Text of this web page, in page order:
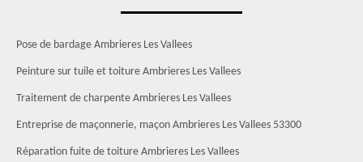
Pose de bardage Ambrieres Les Vallees
Peinture sur tuile et toiture Ambrieres Les Vallees
Traitement de charpente Ambrieres Les Vallees
Entreprise de maçonnerie, maçon Ambrieres Les Vallees 53300
Réparation fuite de toiture Ambrieres Les Vallees